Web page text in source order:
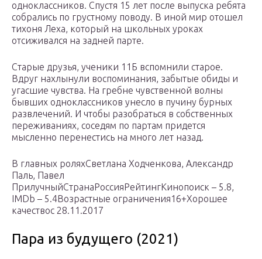
одноклассников. Спустя 15 лет после выпуска ребята
собрались по грустному поводу. В иной мир отошел
тихоня Леха, который на школьных уроках
отсиживался на задней парте.
Старые друзья, ученики 11Б вспомнили старое.
Вдруг нахлынули воспоминания, забытые обиды и
угасшие чувства. На гребне чувственной волны
бывших одноклассников унесло в пучину бурных
развлечений. И чтобы разобраться в собственных
переживаниях, соседям по партам придется
мысленно перенестись на много лет назад.
В главных роляхСветлана Ходченкова, Александр
Паль, Павел
ПрилучныйСтранаРоссияРейтингКинопоиск – 5.8,
IMDb – 5.4Возрастные ограничения16+Хорошее
качествос 28.11.2017
Пара из будущего (2021)